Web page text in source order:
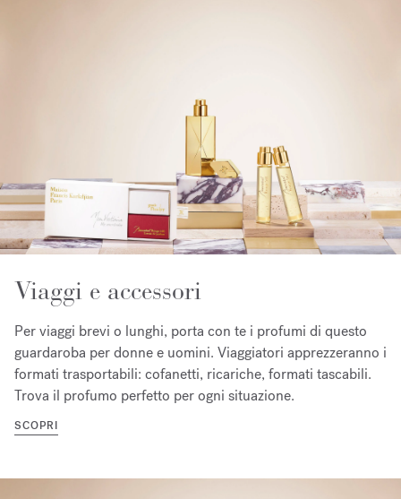
Viaggi e accessori
Per viaggi brevi o lunghi, porta con te i profumi di questo
guardaroba per donne e uomini. Viaggiatori apprezzeranno i
formati trasportabili: cofanetti, ricariche, formati tascabili.
Trova il profumo perfetto per ogni situazione.
SCOPRI